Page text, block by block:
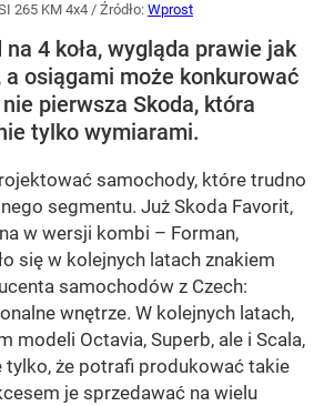
265 KM 4x4 / Źródło: Wprost
4 koła, wygląda prawie jak
osiągami może konkurować
pierwsza Skoda, która
tylko wymiarami.
samochody, które trudno
segmentu. Już Skoda Favorit,
w wersji kombi – Forman,
się w kolejnych latach znakiem
samochodów z Czech:
wnętrze. W kolejnych latach,
modeli Octavia, Superb, ale i Scala,
tylko, że potrafi produkować takie
je sprzedawać na wielu